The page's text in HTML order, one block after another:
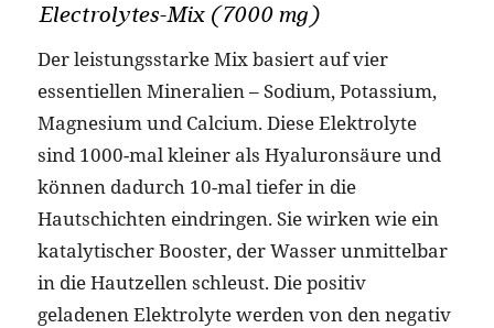
Electrolytes-Mix (7000 mg)
Der leistungsstarke Mix basiert auf vier
essentiellen Mineralien – Sodium, Potassium,
Magnesium und Calcium. Diese Elektrolyte
sind 1000-mal kleiner als Hyaluronsäure und
können dadurch 10-mal tiefer in die
Hautschichten eindringen. Sie wirken wie ein
katalytischer Booster, der Wasser unmittelbar
in die Hautzellen schleust. Die positiv
geladenen Elektrolyte werden von den negativ